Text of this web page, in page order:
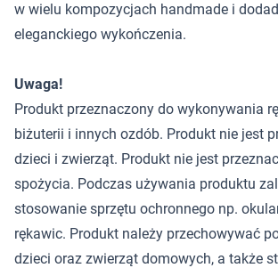
w wielu kompozycjach handmade i
eleganckiego wykończenia.
Uwaga!
Produkt przeznaczony do wykonywania
biżuterii i innych ozdób. Produkt nie jest
dzieci i zwierząt. Produkt nie jest
spożycia. Podczas używania produktu
stosowanie sprzętu ochronnego np.
rękawic. Produkt należy przechowywać
dzieci oraz zwierząt domowych, a także